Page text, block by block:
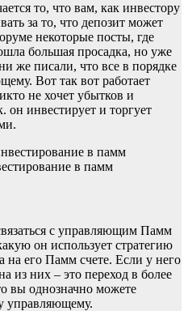
то, что вам, как инвестору
за то, что депозит может
некоторые посты, где
большая просадка, но уже
же писали, что все в порядке
Вот так вот работает
не хочет убытков и
инвестирует и торгует
в памм
с управляющим Памм
он использует стратегию
на его Памм счете. Если у него
из них – это переход в более
вы однозначно можете
управляющему.